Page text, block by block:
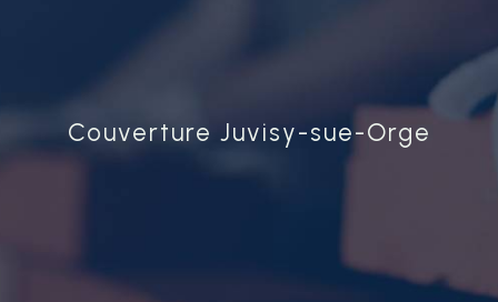
Couverture Juvisy-sue-Orge